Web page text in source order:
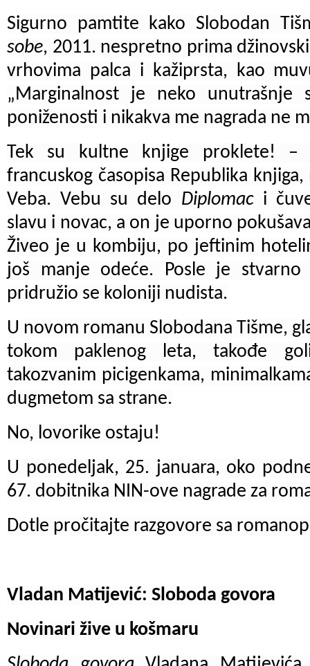
Sigurno pamtite kako Slobodan
sobe, 2011. nespretno prima
vrhovima palca i kažiprsta, kao
„Marginalnost je neko unutrašnje
poniženosti i nikakva me nagrada ne
Tek su kultne knjige proklete! –
francuskog časopisa Republika
Veba. Vebu su delo Diplomac i
slavu i novac, a on je uporno
Živeo je u kombiju, po jeftinim
još manje odeće. Posle je
pridružio se koloniji nudista.
U novom romanu Slobodana Tišme,
tokom paklenog leta, takođe
takozvanim picigenkama,
dugmetom sa strane.
No, lovorike ostaju!
U ponedeljak, 25. januara, oko
67. dobitnika NIN-ove nagrade za
Dotle pročitajte razgovore sa
Vladan Matijević: Sloboda govora
Novinari žive u košmaru